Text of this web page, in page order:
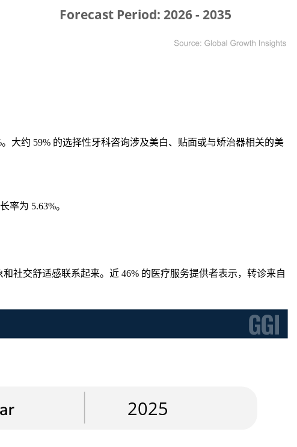
大约 59% 的选择性牙科咨询涉及美白、贴面或与矫治器相关的美
率为 5.63%。
社交舒适感联系起来。近 46% 的医疗服务提供者表示，转诊来自